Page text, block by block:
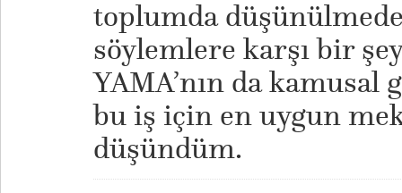
toplumda
söylemlere karşı bir
YAMA’nın da
bu iş için en uygun
düşündüm.